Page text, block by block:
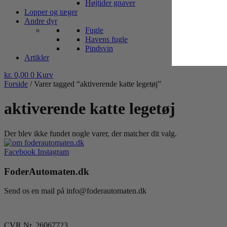
Højtider gnaver
Lopper og tæger
Andre dyr
Fugle
Havens fugle
Pindsvin
Artikler
kr. 0,00 0 Kurv
Forside / Varer tagged “aktiverende katte legetøj”
aktiverende katte legetøj
Der blev ikke fundet nogle varer, der matcher dit valg.
Facebook Instagram
FoderAutomaten.dk
Send os en mail på info@foderautomaten.dk